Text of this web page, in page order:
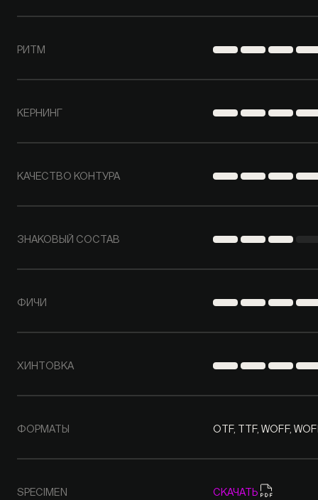
РИТМ
КЕРНИНГ
КАЧЕСТВО КОНТУРА
ЗНАКОВЫЙ СОСТАВ
ФИЧИ
ХИНТОВКА
ФОРМАТЫ OTF, TTF, WOFF,
SPECIMEN СКАЧАТЬ